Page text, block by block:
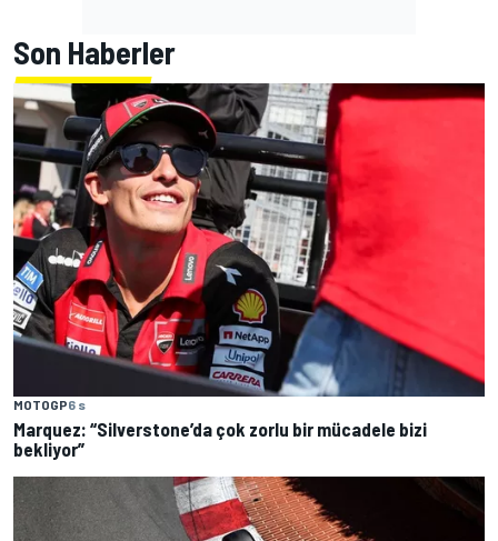
Son Haberler
MOTOGP6 s
Marquez: “Silverstone’da çok zorlu bir mücadele bizi
bekliyor”